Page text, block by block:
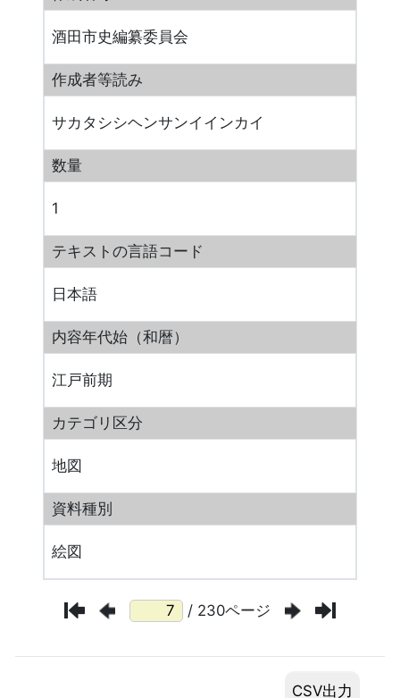
酒田市史編纂委員会
作成者等読み
サカタシシヘンサンイインカイ
数量
1
テキストの言語コード
日本語
内容年代始（和暦）
江戸前期
カテゴリ区分
地図
資料種別
絵図
/ 230ページ